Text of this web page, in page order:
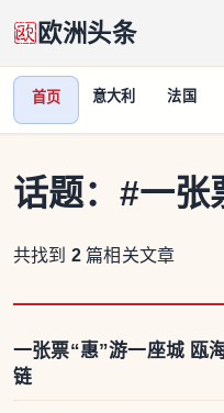
欧洲头条
首页 意大利 法国
话题： #一张
共找到 2 篇相关文章
一张票“惠”游一座城 瓯
链